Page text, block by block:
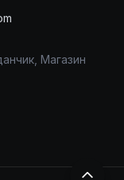
Магазин